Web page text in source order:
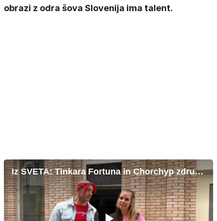
obrazi z odra šova Slovenija ima talent.
Iz SVETA: Tinkara Fortuna in Chorchyp združila moči